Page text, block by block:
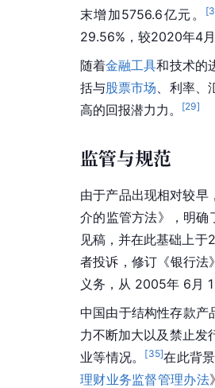
末增加5756.6亿元。
[
29.56%，较2020年4
随着金融工具和技术的
括与股票市场、利率、
高的回报潜力力。
[29]
监管与规范
由于产品出现相对较早
介的监管方法》，明
见稿，并在此基础上
者投诉，修订《银行法
义务，从 2005年 6月
中国由于结构性存款产
力不断加大以及禁止发
业等情况。
[35]在此背
理财业务监督管理办法